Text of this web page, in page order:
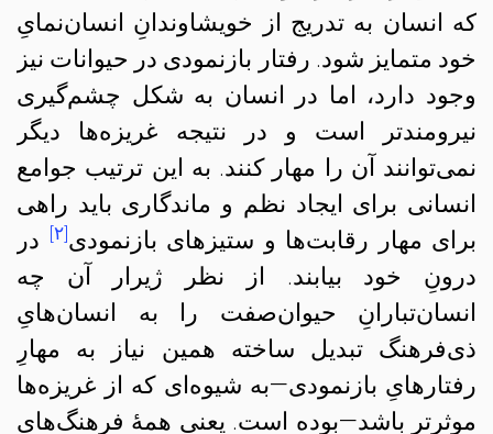
که انسان به تدریج از خویشاوندانِ انسان‌نمایِ
خود متمایز شود. رفتار بازنمودی در حیوانات نیز
وجود دارد، اما در انسان به شکل چشم‌گیری
نیرومندتر است و در نتیجه غریزه‌ها دیگر
نمی‌توانند آن را مهار کنند. به این ترتیب جوامع
انسانی برای ایجاد نظم و ماندگاری باید راهی
برای مهار رقابت‌ها و ستیزهای بازنمودی[۲]
در
درونِ خود بیابند. از نظر ژیرار آن چه
انسان‌تبارانِ حیوان‌صفت را به انسان‌هایِ
ذی‌فرهنگ تبدیل ساخته همین نیاز به مهارِ
رفتارهایِ بازنمودی—به شیوه‌ای که از غریزه‌‌ها
موثرتر باشد—بوده است. یعنی همهٔ فرهنگ‌های